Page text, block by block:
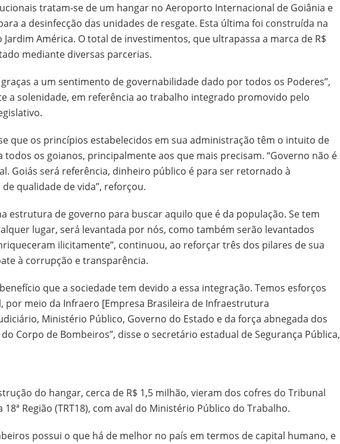
tratam-se de um hangar no Aeroporto Internacional de Goiânia e
a desinfecção das unidades de resgate. Esta última foi construída na
América. O total de investimentos, que ultrapassa a marca de R$
mediante diversas parcerias.
a um sentimento de governabilidade dado por todos os Poderes”,
a solenidade, em referência ao trabalho integrado promovido pelo
que os princípios estabelecidos em sua administração têm o intuito de
todos os goianos, principalmente aos que mais precisam. “Governo não é
Goiás será referência, dinheiro público é para ser retornado à
qualidade de vida”, reforçou.
estrutura de governo para buscar aquilo que é da população. Se tem
lugar, será levantada por nós, como também serão levantados
ilicitamente”, continuou, ao reforçar três dos pilares de sua
à corrupção e transparência.
que a sociedade tem devido a essa integração. Temos esforços
por meio da Infraero [Empresa Brasileira de Infraestrutura
Ministério Público, Governo do Estado e da força abnegada dos
Corpo de Bombeiros”, disse o secretário estadual de Segurança Pública,
do hangar, cerca de R$ 1,5 milhão, vieram dos cofres do Tribunal
Região (TRT18), com aval do Ministério Público do Trabalho.
possui o que há de melhor no país em termos de capital humano, e